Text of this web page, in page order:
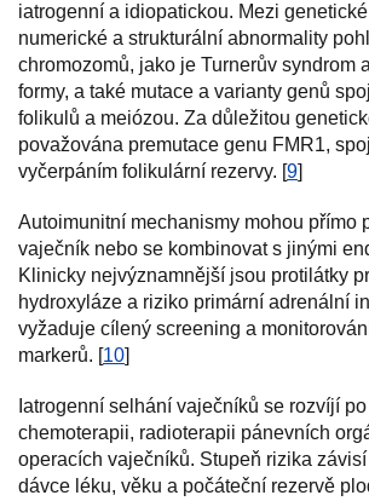
iatrogenní a idiopatickou. Mezi
numerické a strukturální abnormality
chromozomů, jako je Turnerův syndrom
formy, a také mutace a varianty genů
folikulů a meiózou. Za důležitou
považována premutace genu FMR1,
vyčerpáním folikulární rezervy. [9]
Autoimunitní mechanismy mohou přímo
vaječník nebo se kombinovat s jinými
Klinicky nejvýznamnější jsou protilátky
hydroxyláze a riziko primární adrenální
vyžaduje cílený screening a
markerů. [10]
Iatrogenní selhání vaječníků se rozvíjí
chemoterapii, radioterapii pánevních
operacích vaječníků. Stupeň rizika
dávce léku, věku a počáteční rezervě